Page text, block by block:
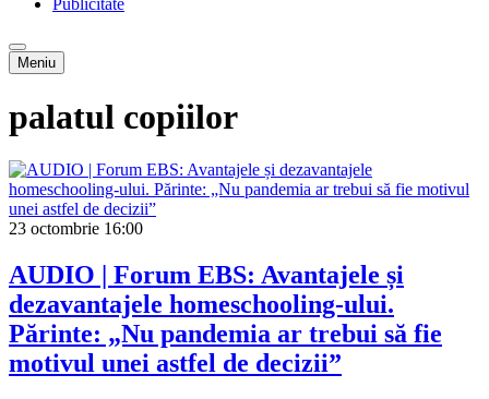
Meniu
palatul copiilor
23 octombrie 16:00
AUDIO | Forum EBS: Avantajele și
dezavantajele homeschooling-ului.
Părinte: „Nu pandemia ar trebui să fie
motivul unei astfel de decizii”